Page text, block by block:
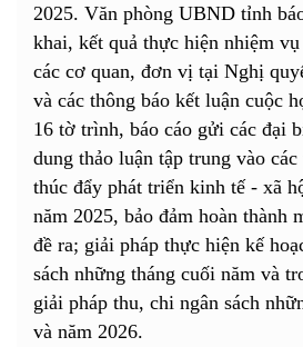
2025. Văn phòng UBND tỉnh
khai, kết quả thực hiện nhiệm
các cơ quan, đơn vị tại Nghị
và các thông báo kết luận cuộc
16 tờ trình, báo cáo gửi các đại
dung thảo luận tập trung vào
thúc đẩy phát triển kinh tế - xã
năm 2025, bảo đảm hoàn thành
đề ra; giải pháp thực hiện kế
sách những tháng cuối năm và
giải pháp thu, chi ngân sách
và năm 2026.